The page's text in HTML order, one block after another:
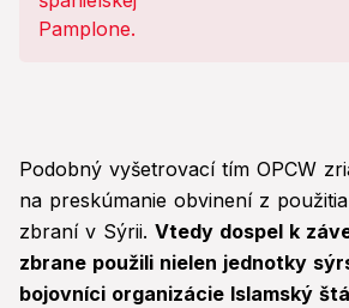
Podobný vyšetrovací tím OPCW
na preskúmanie obvinení z
zbraní v Sýrii. Vtedy dospel k
zbrane použili nielen jednotky
bojovníci organizácie Islamský